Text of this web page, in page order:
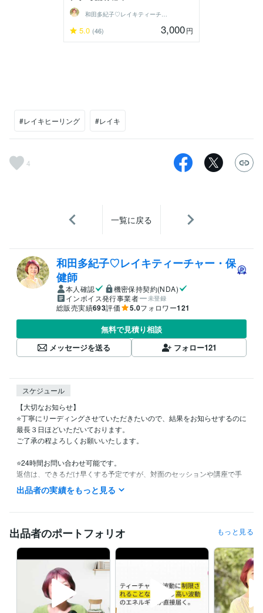
和田多紀子♡レイキティーチャー・保健師
5.0 (46) 3,000円
#レイキヒーリング #レイキ
4
一覧に戻る
和田多紀子♡レイキティーチャー・保
健師
本人確認
機密保持契約(NDA)
インボイス発行事業者
未登録
総販売実績693評価 5.0フォロワー121
無料で見積り相談
メッセージを送る
フォロー121
スケジュール
【大切なお知らせ】
⭐️丁寧にリーディングさせていただきたいので、結果をお知らせするのに
最長３日ほどいただいております。
ご了承の程よろしくお願いいたします。
⭐️24時間お問い合わせ可能です。
返信は、できるだけ早くする予定ですが、対面のセッションや講座で手
が離せない場合はお待たせする場合もございます。
⭐️各種ヒーリングは商品によって遠隔リアルタイムと遠隔コールインどち
らかの方法でお届けします。
遠隔コールインは決められた期間の間でいつでも何回でもお受けになる
ことができます。
前日にリマインドメッセージを送ります。
出品者の実績をもっと見る
出品者のポートフォリオ もっと見る